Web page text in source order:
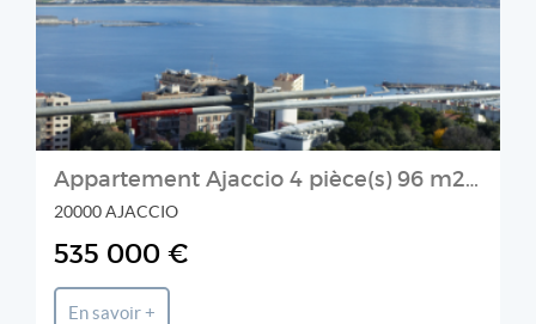
Appartement Ajaccio 4 pièce(s) 96 m2 vue imprenable sur la mer secteur Salario
20000 AJACCIO
535 000 €
En savoir +